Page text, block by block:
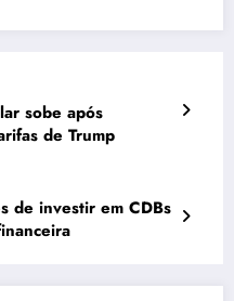
sobe após
de Trump
de investir em CDBs